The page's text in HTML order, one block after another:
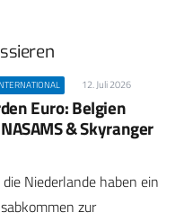
12. Juli 2026
Euro: Belgien
& Skyranger
Niederlande haben ein
zur